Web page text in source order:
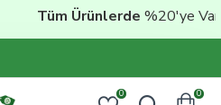
Tüm Ürünlerde%20'ye Varan
0 0